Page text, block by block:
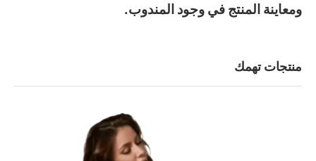
ومعاينة المنتج في وجود المندوب.
منتجات تهمك